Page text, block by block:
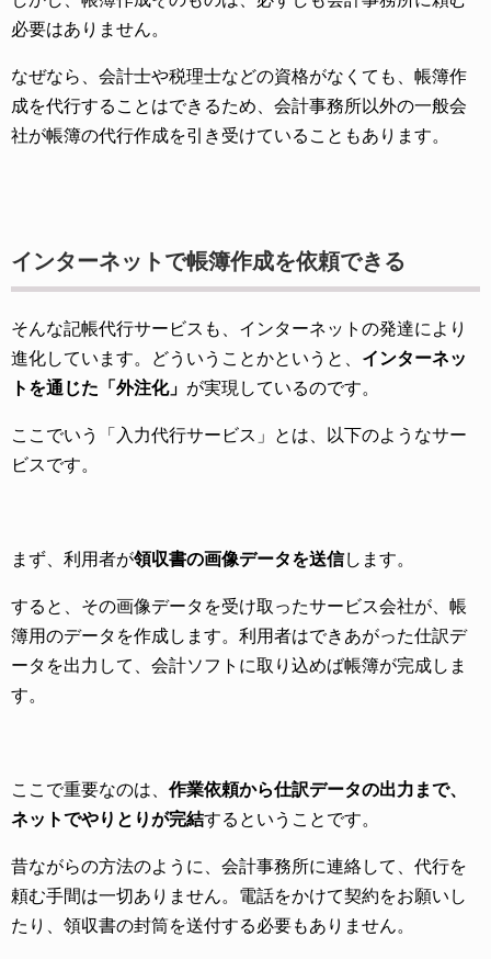
必要はありません。
なぜなら、会計士や税理士などの資格がなくても、帳簿作
成を代行することはできるため、会計事務所以外の一般会
社が帳簿の代行作成を引き受けていることもあります。
インターネットで帳簿作成を依頼できる
そんな記帳代行サービスも、インターネットの発達により
進化しています。どういうことかというと、 インターネッ
トを通じた「外注化」 が実現しているのです。
ここでいう「入力代行サービス」とは、以下のようなサー
ビスです。
まず、利用者が領収書の画像データを送信します。
すると、その画像データを受け取ったサービス会社が、帳
簿用のデータを作成します。利用者はできあがった仕訳デ
ータを出力して、会計ソフトに取り込めば帳簿が完成しま
す。
ここで重要なのは、 作業依頼から仕訳データの出力まで、
ネットでやりとりが完結するということです。
昔ながらの方法のように、会計事務所に連絡して、代行を
頼む手間は一切ありません。電話をかけて契約をお願いし
たり、領収書の封筒を送付する必要もありません。